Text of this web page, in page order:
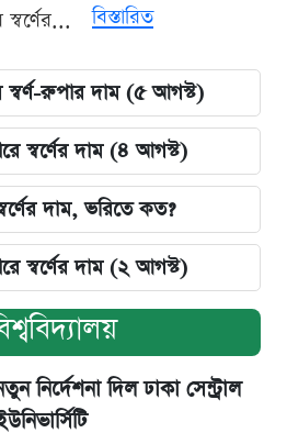
বিস্তারিত
রুপার দাম (৫ আগস্ট)
স্বর্ণের দাম (৪ আগস্ট)
দাম, ভরিতে কত?
স্বর্ণের দাম (২ আগস্ট)
নির্দেশনা দিল ঢাকা সেন্ট্রাল